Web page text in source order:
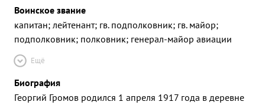
Воинское звание
капитан; лейтенант; гв. подполковник; гв. майор;
подполковник; полковник; генерал-майор авиации
Ещё
Биография
Георгий Громов родился 1 апреля 1917 года в деревне